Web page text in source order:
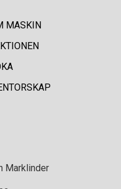
MASKIN
Marklinder